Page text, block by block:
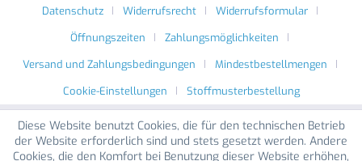
Datenschutz
Widerrufsrecht
Widerrufsformular
Öffnungszeiten
Zahlungsmöglichkeiten
Versand und Zahlungsbedingungen
Mindestbestellmengen
Cookie-Einstellungen
Stoffmusterbestellung
Diese Website benutzt Cookies, die für den technischen Betrieb
der Website erforderlich sind und stets gesetzt werden. Andere
Cookies, die den Komfort bei Benutzung dieser Website erhöhen,